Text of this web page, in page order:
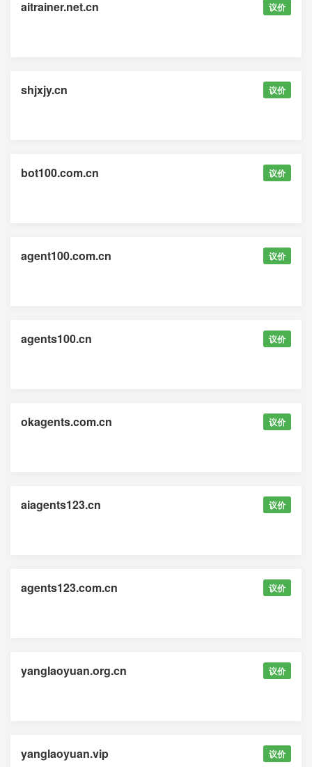
aitrainer.net.cn 议价
shjxjy.cn 议价
bot100.com.cn 议价
agent100.com.cn 议价
agents100.cn 议价
okagents.com.cn 议价
aiagents123.cn 议价
agents123.com.cn 议价
yanglaoyuan.org.cn 议价
yanglaoyuan.vip 议价